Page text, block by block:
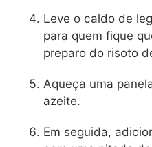
Leve o caldo de
para quem fique
preparo do risoto
Aqueça uma
azeite.
Em seguida,